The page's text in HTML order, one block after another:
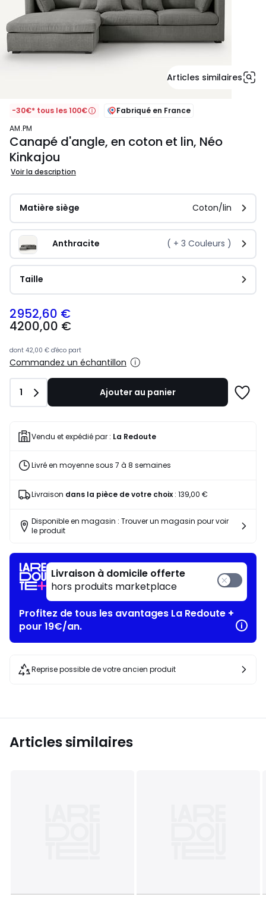
Articles similaires
-30€* tous les 100€
Fabriqué en France
AM.PM
Canapé d'angle, en coton et lin, Néo
Kinkajou
Voir la description
Matière siège Coton/lin
Anthracite ( + 3 Couleurs )
Taille
4200,00
€
à
notre
pour
payer
à
place
2952,60
2952,60 €
4200,00 €
dont 42,00 € d'éco part
Commandez un échantillon
Quantité
1 Ajouter au panier
Vendu et expédié par : La Redoute
Livré en moyenne sous 7 à 8 semaines
Livraison dans la pièce de votre choix: 139,00 €
Disponible en magasin : Trouver un magasin pour voir
le produit
Livraison à domicile offerte
hors produits marketplace
Profitez de tous les avantages La Redoute +
pour 19€/an.
Reprise possible de votre ancien produit
Articles similaires